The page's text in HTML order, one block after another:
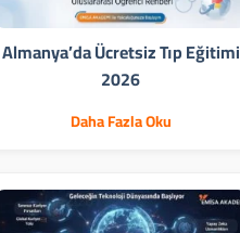
Almanya’da Ücretsiz Tıp Eğitimi
2026
Daha Fazla Oku